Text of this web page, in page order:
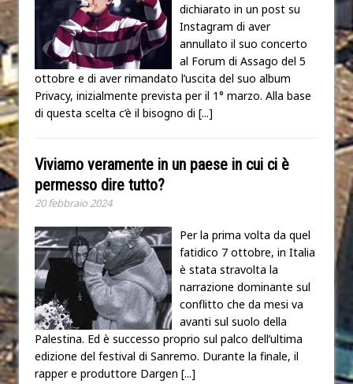
dichiarato in un post su
Instagram di aver
annullato il suo concerto
al Forum di Assago del 5
ottobre e di aver rimandato l’uscita del suo album
Privacy, inizialmente prevista per il 1° marzo. Alla base
di questa scelta c’è il bisogno di [...]
Viviamo veramente in un paese in cui ci è
permesso dire tutto?
20 febbraio 2024
Per la prima volta da quel
fatidico 7 ottobre, in Italia
è stata stravolta la
narrazione dominante sul
conflitto che da mesi va
avanti sul suolo della
Palestina. Ed è successo proprio sul palco dell’ultima
edizione del festival di Sanremo. Durante la finale, il
rapper e produttore Dargen [...]